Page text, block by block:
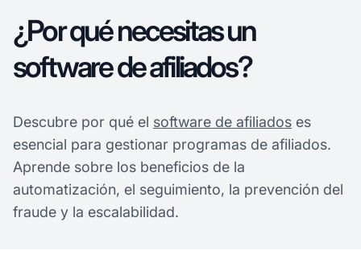
¿Por qué necesitas un
software de afiliados?
Descubre por qué el software de afiliados es
esencial para gestionar programas de afiliados.
Aprende sobre los beneficios de la
automatización, el seguimiento, la prevención del
fraude y la escalabilidad.